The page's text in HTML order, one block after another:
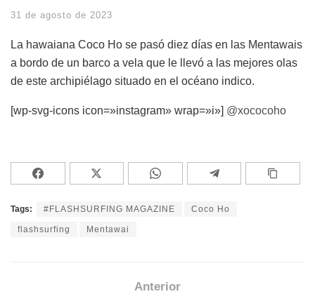
31 de agosto de 2023
La hawaiana Coco Ho se pasó diez días en las Mentawais
a bordo de un barco a vela que le llevó a las mejores olas
de este archipiélago situado en el océano indico.
[wp-svg-icons icon=»instagram» wrap=»i»] @xococoho
Tags: #FLASHSURFING MAGAZINE Coco Ho
flashsurfing Mentawai
Anterior